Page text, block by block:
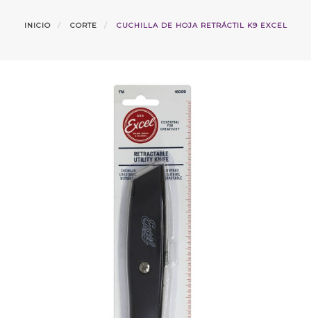
INICIO CORTE CUCHILLA DE HOJA RETRÁCTIL K9 EXCEL